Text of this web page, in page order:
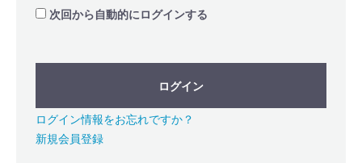
次回から自動的にログインする
ログイン
ログイン情報をお忘れですか？
新規会員登録